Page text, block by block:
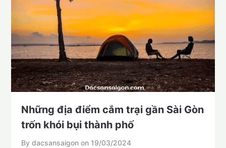
Những địa điểm cắm trại gần Sài Gòn
trốn khói bụi thành phố
By dacsansaigon on 19/03/2024